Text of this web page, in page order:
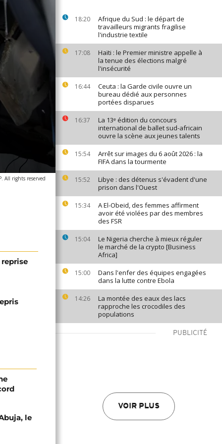
18:20
Afrique du Sud : le départ de
travailleurs migrants fragilise
l'industrie textile
17:08
Haïti : le Premier ministre appelle à
la tenue des élections malgré
l'insécurité
16:44
Ceuta : la Garde civile ouvre un
bureau dédié aux personnes
portées disparues
16:37
La 13ᵉ édition du concours
international de ballet sud-africain
ouvre la scène aux jeunes talents
15:54
Arrêt sur images du 6 août 2026 : la
FIFA dans la tourmente
15:52
Libye : des détenus s'évadent d'une
prison dans l'Ouest
15:34
A El-Obeid, des femmes affirment
avoir été violées par des membres
des FSR
15:04
Le Nigeria cherche à mieux réguler
le marché de la crypto [Business
Africa]
15:00
Dans l'enfer des équipes engagées
dans la lutte contre Ebola
14:26
La montée des eaux des lacs
rapproche les crocodiles des
populations
PUBLICITÉ
VOIR PLUS
All rights reserved
le